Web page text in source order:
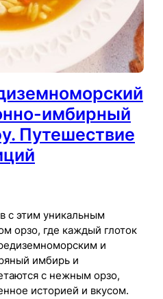
имбирный
Путешествие
с этим уникальным
орзо, где каждый глоток
и
имбирь и
с нежным орзо,
историей и вкусом.